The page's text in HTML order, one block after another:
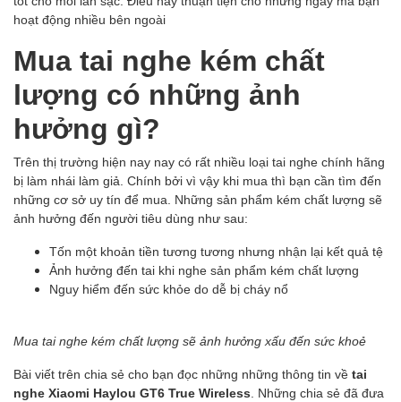
hoạt động nhiều bên ngoài
Mua tai nghe kém chất
lượng có những ảnh
hưởng gì?
Trên thị trường hiện nay nay có rất nhiều loại tai nghe chính hãng
bị làm nhái làm giả. Chính bởi vì vậy khi mua thì bạn cần tìm đến
những cơ sở uy tín để mua. Những sản phẩm kém chất lượng sẽ
ảnh hưởng đến người tiêu dùng như sau:
Tốn một khoản tiền tương tương nhưng nhận lại kết quả tệ
Ảnh hưởng đến tai khi nghe sản phẩm kém chất lượng
Nguy hiểm đến sức khỏe do dễ bị cháy nổ
Mua tai nghe kém chất lượng sẽ ảnh hưởng xấu đến sức khoẻ
Bài viết trên chia sẻ cho bạn đọc những những thông tin về tai
nghe Xiaomi Haylou GT6 True Wireless . Những chia sẻ đã đưa